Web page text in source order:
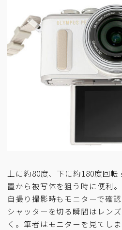
上に約80度、下に約180度回
置から被写体を狙う時に便利。
自撮り撮影時もモニターで確
シャッターを切る瞬間はレン
く。筆者はモニターを見てし